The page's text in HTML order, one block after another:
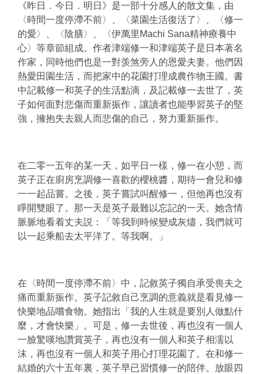
《昨日．今日．明日》是一部十分感人的散文集，由
〈時間一度停滯不前〉、〈菜園生活復活了〉、〈修一
的愛〉、〈陰膳〉、〈伊萬里 Machi Sana精神療養中
心〉等章節組成。作者津端修一和津端英子是日本著名
作家，同時他們也是一對羡煞旁人的恩愛夫妻。他們因
熱愛田園生活，而把家中的花園打理成農作物王國。書
中記載修一和英子的生活點滴，及記載修一去世了，英
子如何面對悲傷而重新振作，讓讀者也能學習英子的堅
強，擁抱失去親人而悲傷的自己，努力重新振作。
在二零一五年的某一天，如平日一樣，修一在小憩，而
英子正在廚房烹調修一喜歡的櫻桃醬，期待一會兒和修
一一起品嘗。之後，英子嘗試叫醒修一，但他再也沒有
睜開雙眼了。那一天是英子最難以忘記的一天。她含情
脈脈地看着丈夫説：「等我到時候變成灰燼，我們就可
以一起乘船去太平洋了。等我啊。」
在〈時間一度停滯不前〉中，記敘英子獨自承受喪夫之
痛而重新振作。英子記敘自己烹調的意義就是看見修一
快樂地品嚐食物。她指出「我的人生就是要別人做點什
麼，才會快樂」。可是，修一去世後，再也沒有一個人
一臉驚嘆地讚賞英子，再也沒有一個人和英子相濡以
沫，再也沒有一個人和英子用心打理花園了。在和修一
結婚的六十五年裏，英子早已習慣修一的陪伴。放眼四